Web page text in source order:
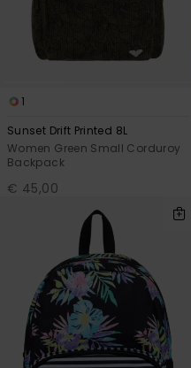
1
Sunset Drift Printed 8L
Women Green Small Corduroy
Backpack
€ 45,00